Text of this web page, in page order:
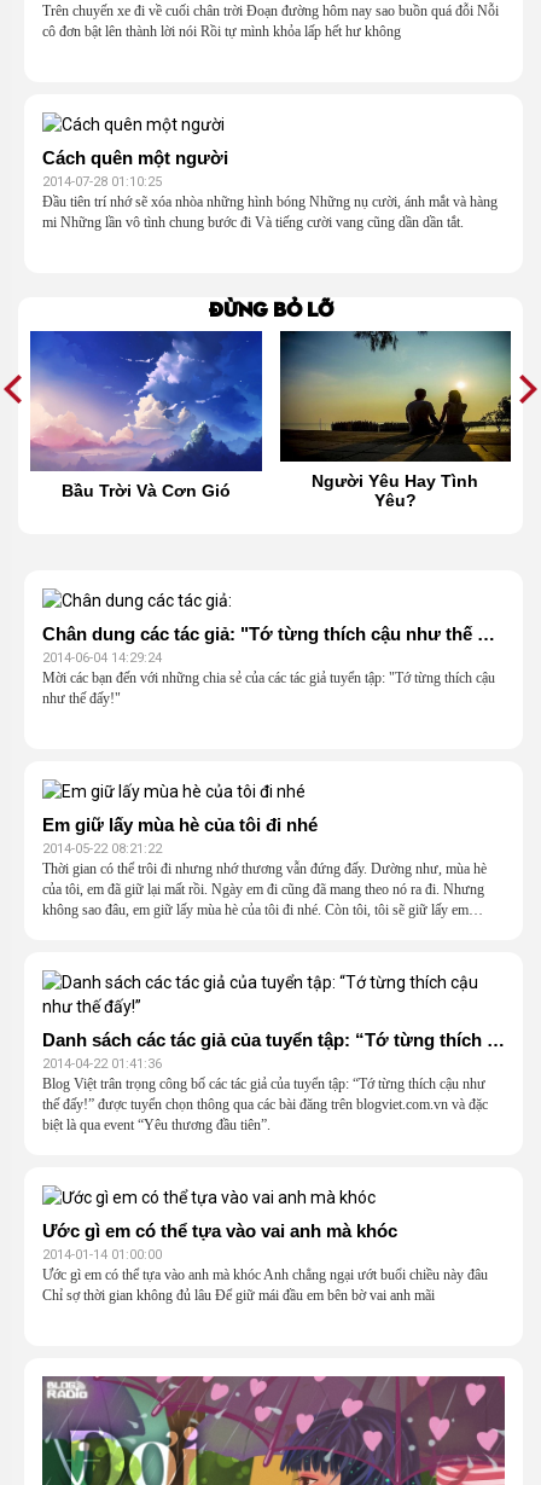
Trên chuyến xe đi về cuối chân trời Đoạn đường hôm nay sao buồn quá đỗi Nỗi
cô đơn bật lên thành lời nói Rồi tự mình khỏa lấp hết hư không
Cách quên một người
2014-07-28 01:10:25
Đầu tiên trí nhớ sẽ xóa nhòa những hình bóng Những nụ cười, ánh mắt và hàng
mi Những lần vô tình chung bước đi Và tiếng cười vang cũng dần dần tắt.
Đừng bỏ lỡ
Bầu Trời Và Cơn Gió
Người Yêu Hay Tình
Yêu?
Chân dung các tác giả: "Tớ từng thích cậu như thế đấy!" (Phần 1)
2014-06-04 14:29:24
Mời các bạn đến với những chia sẻ của các tác giả tuyển tập: "Tớ từng thích cậu
như thế đấy!"
Em giữ lấy mùa hè của tôi đi nhé
2014-05-22 08:21:22
Thời gian có thể trôi đi nhưng nhớ thương vẫn đứng đấy. Dường như, mùa hè
của tôi, em đã giữ lại mất rồi. Ngày em đi cũng đã mang theo nó ra đi. Nhưng
không sao đâu, em giữ lấy mùa hè của tôi đi nhé. Còn tôi, tôi sẽ giữ lấy em…
Danh sách các tác giả của tuyển tập: “Tớ từng thích cậu như thế đấy!”
2014-04-22 01:41:36
Blog Việt trân trọng công bố các tác giả của tuyển tập: “Tớ từng thích cậu như
thế đấy!” được tuyển chọn thông qua các bài đăng trên blogviet.com.vn và đặc
biệt là qua event “Yêu thương đầu tiên”.
Ước gì em có thể tựa vào vai anh mà khóc
2014-01-14 01:00:00
Ước gì em có thể tựa vào anh mà khóc Anh chẳng ngại ướt buổi chiều này đâu
Chỉ sợ thời gian không đủ lâu Để giữ mái đầu em bên bờ vai anh mãi